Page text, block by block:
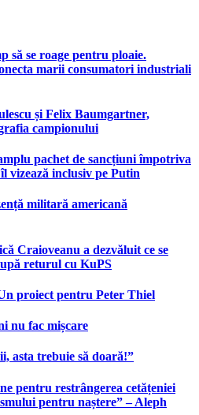
să se roage pentru ploaie.
marii consumatori industriali
și Felix Baumgartner,
campionului
pachet de sancțiuni împotriva
vizează inclusiv pe Putin
militară americană
Craioveanu a dezvăluit ce se
returul cu KuPS
proiect pentru Peter Thiel
nu fac mișcare
asta trebuie să doară!”
pentru restrângerea cetățeniei
pentru naștere” – Aleph